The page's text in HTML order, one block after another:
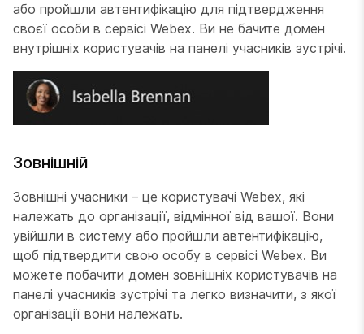
або пройшли автентифікацію для підтвердження
своєї особи в сервісі Webex. Ви не бачите домен
внутрішніх користувачів на панелі учасників зустрічі.
Зовнішній
Зовнішні учасники – це користувачі Webex, які
належать до організації, відмінної від вашої. Вони
увійшли в систему або пройшли автентифікацію,
щоб підтвердити свою особу в сервісі Webex. Ви
можете побачити домен зовнішніх користувачів на
панелі учасників зустрічі та легко визначити, з якої
організації вони належать.